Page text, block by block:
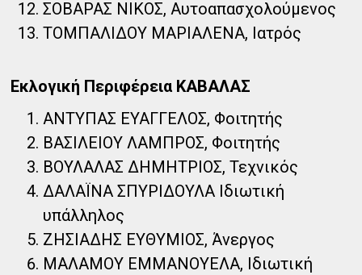
ΣΟΒΑΡΑΣ ΝΙΚΟΣ, Αυτοαπασχολούμενος
ΤΟΜΠΑΛΙΔΟΥ ΜΑΡΙΑΛΕΝΑ, Ιατρός
Εκλογική Περιφέρεια ΚΑΒΑΛΑΣ
ΑΝΤΥΠΑΣ ΕΥΑΓΓΕΛΟΣ, Φοιτητής
ΒΑΣΙΛΕΙΟΥ ΛΑΜΠΡΟΣ, Φοιτητής
ΒΟΥΛΑΛΑΣ ΔΗΜΗΤΡΙΟΣ, Τεχνικός
ΔΑΛΑΪΝΑ ΣΠΥΡΙΔΟΥΛΑ Ιδιωτική
υπάλληλος
ΖΗΣΙΑΔΗΣ ΕΥΘΥΜΙΟΣ, Άνεργος
ΜΑΛΑΜΟΥ ΕΜΜΑΝΟΥΕΛΑ, Ιδιωτική